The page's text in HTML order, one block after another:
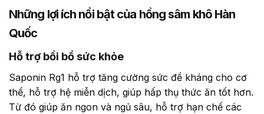
Những lợi ích nổi bật của hồng sâm khô Hàn
Quốc
Hỗ trợ bồi bổ sức khỏe
Saponin Rg1 hỗ trợ tăng cường sức đề kháng cho cơ
thể, hỗ trợ hệ miễn dịch, giúp hấp thụ thức ăn tốt hơn.
Từ đó giúp ăn ngon và ngủ sâu, hỗ trợ hạn chế các